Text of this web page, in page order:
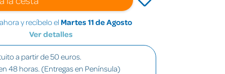
y recíbelo el Martes 11 de Agosto
Ver detalles
a partir de 50 euros.
48 horas. (Entregas en Península)